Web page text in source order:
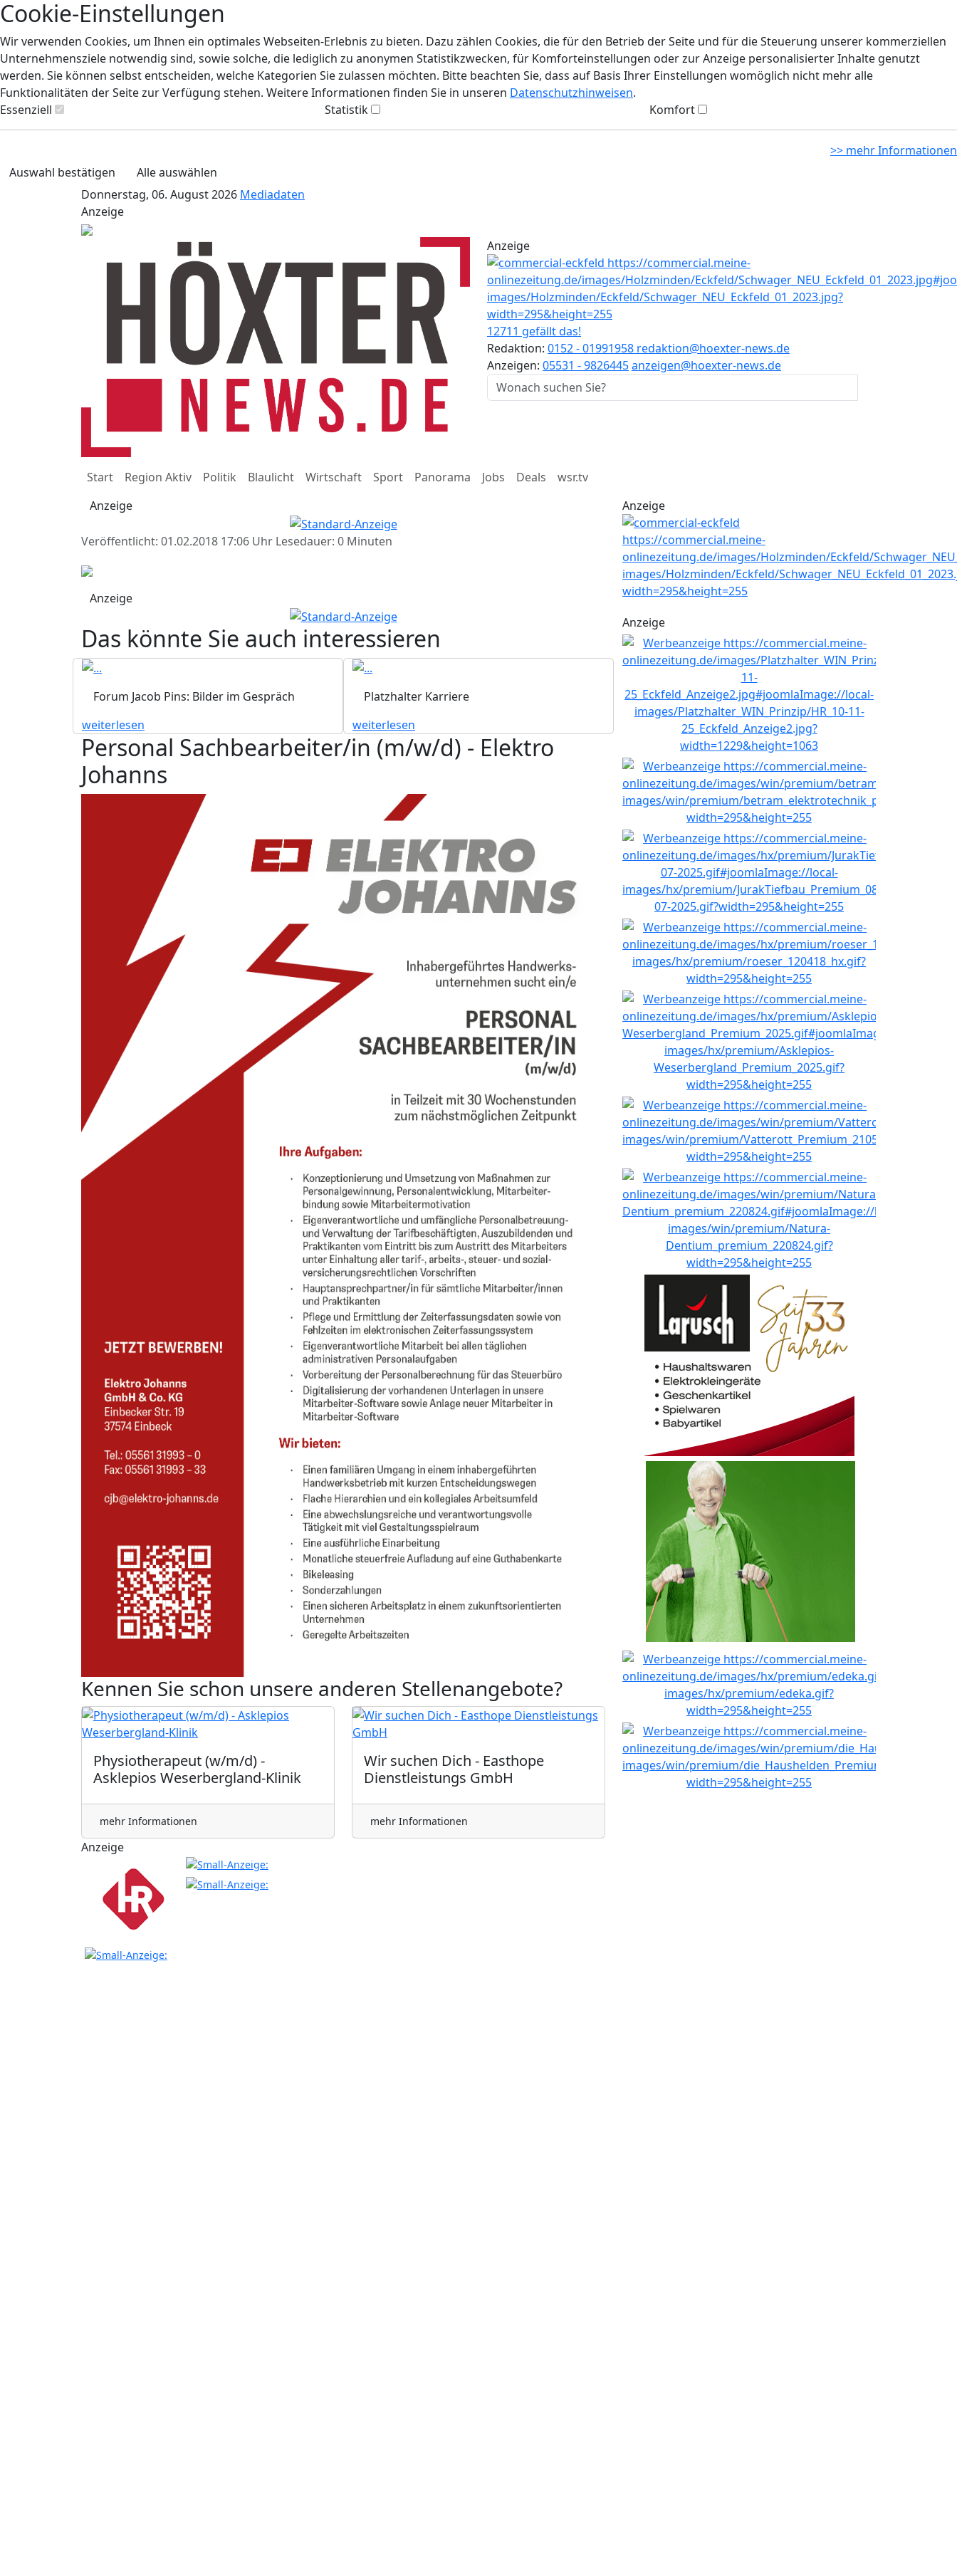
Cookie-Einstellungen
Wir verwenden Cookies, um Ihnen ein optimales Webseiten-Erlebnis zu bieten. Dazu zählen Cookies, die für den Betrieb der Seite und für die Steuerung unserer kommerziellen
Unternehmensziele notwendig sind, sowie solche, die lediglich zu anonymen Statistikzwecken, für Komforteinstellungen oder zur Anzeige personalisierter Inhalte genutzt
werden. Sie können selbst entscheiden, welche Kategorien Sie zulassen möchten. Bitte beachten Sie, dass auf Basis Ihrer Einstellungen womöglich nicht mehr alle
Funktionalitäten der Seite zur Verfügung stehen. Weitere Informationen finden Sie in unseren Datenschutzhinweisen.
Essenziell
Statistik Komfort
>> mehr Informationen
Auswahl bestätigen
Alle auswählen
Donnerstag, 06. August 2026 Mediadaten
Anzeige
Anzeige
12711 gefällt das!
Redaktion: 0152 - 01991958 redaktion@hoexter-news.de
Anzeigen: 05531 - 9826445anzeigen@hoexter-news.de
Start Region Aktiv Politik Blaulicht Wirtschaft Sport Panorama Jobs Deals
wsr.tv
Anzeige
Veröffentlicht: 01.02.2018 17:06 Uhr Lesedauer: 0 Minuten
Anzeige
Das könnte Sie auch interessieren
Forum Jacob Pins: Bilder im Gespräch
weiterlesen
Platzhalter Karriere
weiterlesen
Personal Sachbearbeiter/in (m/w/d) - Elektro
Johanns
Kennen Sie schon unsere anderen Stellenangebote?
Physiotherapeut (w/m/d) -
Asklepios Weserbergland-Klinik
mehr Informationen
Wir suchen Dich - Easthope
Dienstleistungs GmbH
mehr Informationen
Anzeige
Anzeige
Anzeige